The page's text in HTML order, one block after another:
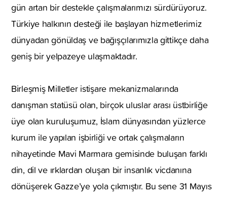
gün artan bir destekle çalışmalarımızı sürdürüyoruz.
Türkiye halkının desteği ile başlayan hizmetlerimiz
dünyadan gönüldaş ve bağışçılarımızla gittikçe daha
geniş bir yelpazeye ulaşmaktadır.
Birleşmiş Milletler istişare mekanizmalarında
danışman statüsü olan, birçok uluslar arası üstbirliğe
üye olan kuruluşumuz, İslam dünyasından yüzlerce
kurum ile yapılan işbirliği ve ortak çalışmaların
nihayetinde Mavi Marmara gemisinde buluşan farklı
din, dil ve ırklardan oluşan bir insanlık vicdanına
dönüşerek Gazze’ye yola çıkmıştır. Bu sene 31 Mayıs